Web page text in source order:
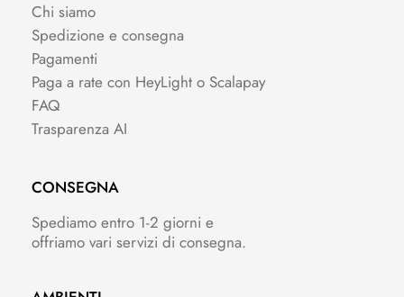
Chi siamo
Spedizione e consegna
Pagamenti
Paga a rate con HeyLight o Scalapay
FAQ
Trasparenza AI
CONSEGNA
Spediamo entro 1-2 giorni e
offriamo vari servizi di consegna.